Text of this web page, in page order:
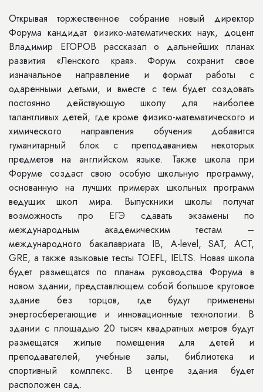
Открывая торжественное собрание новый директор
Форума кандидат физико-математических наук, доцент
Владимир ЕГОРОВ рассказал о дальнейших планах
развития «Ленского края». Форум сохранит свое
изначальное направление и формат работы с
одаренными детьми, и вместе с тем будет создовать
постоянно действующую школу для наиболее
талантливых детей, где кроме физико-математического и
химического направления обучения добавится
гуманитарный блок с преподаванием некоторых
предметов на английском языке. Также школа при
Форуме создаст свою особую школьную программу,
основанную на лучших примерах школьных программ
ведущих школ мира. Выпускники школы получат
возможность про ЕГЭ сдавать экзамены по
международным академическим тестам –
международного бакалавриата IB, А-level, SAT, ACT,
GRE, а также языковые тесты TOEFL, IELTS. Новая школа
будет размещатся по планам руководства Форума в
новом здании, представлющем собой большое круговое
здание без торцов, где будут применены
энергосберегающие и инновационные технологии. В
здании с площадью 20 тысяч квадратных метров будут
размещатся жилые помещения для детей и
преподавателей, учебные залы, библиотека и
спортивный комплекс. В центре здания будет
расположен сад.